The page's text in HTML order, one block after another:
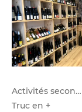
Activités secondaires
Truc en +